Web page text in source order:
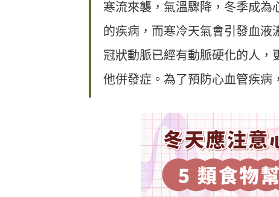
寒流來襲，氣溫驟降，冬季成
的疾病，而寒冷天氣會引發血
冠狀動脈已經有動脈硬化的人
他併發症。為了預防心血管疾病